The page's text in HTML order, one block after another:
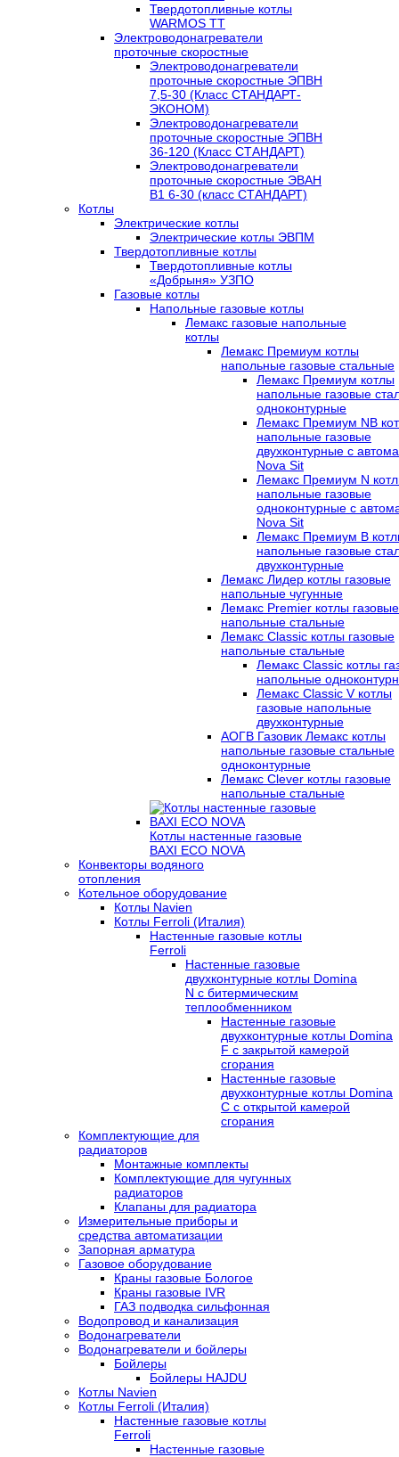
Твердотопливные котлы
WARMOS TT
Электроводонагреватели
проточные скоростные
Электроводонагреватели
проточные скоростные ЭПВН
7,5-30 (Класс СТАНДАРТ-
ЭКОНОМ)
Электроводонагреватели
проточные скоростные ЭПВН
36-120 (Класс СТАНДАРТ)
Электроводонагреватели
проточные скоростные ЭВАН
В1 6-30 (класс СТАНДАРТ)
Котлы
Электрические котлы
Электрические котлы ЭВПМ
Твердотопливные котлы
Твердотопливные котлы
«Добрыня» УЗПО
Газовые котлы
Напольные газовые котлы
Лемакс газовые напольные
котлы
Лемакс Премиум котлы
напольные газовые стальные
Лемакс Премиум котлы
напольные газовые
одноконтурные
Лемакс Премиум NB
напольные газовые
двухконтурные c
Nova Sit
Лемакс Премиум N
напольные газовые
одноконтурные c
Nova Sit
Лемакс Премиум B
напольные газовые
двухконтурные
Лемакс Лидер котлы газовые
напольные чугунные
Лемакс Premier котлы газовые
напольные стальные
Лемакс Classic котлы газовые
напольные стальные
Лемакс Classic котлы
напольные
Лемакс Classic V котлы
газовые напольные
двухконтурные
АОГВ Газовик Лемакс котлы
напольные газовые стальные
одноконтурные
Лемакс Clever котлы газовые
напольные стальные
Котлы настенные газовые
BAXI ECO NOVA
Конвекторы водяного
отопления
Котельное оборудование
Котлы Navien
Котлы Ferroli (Италия)
Настенные газовые котлы
Ferroli
Настенные газовые
двухконтурные котлы Domina
N с битермическим
теплообменником
Настенные газовые
двухконтурные котлы Domina
F с закрытой камерой
сгорания
Настенные газовые
двухконтурные котлы Domina
C с открытой камерой
сгорания
Комплектующие для
радиаторов
Монтажные комплекты
Комплектующие для чугунных
радиаторов
Клапаны для радиатора
Измерительные приборы и
средства автоматизации
Запорная арматура
Газовое оборудование
Краны газовые Бологое
Краны газовые IVR
ГАЗ подводка сильфонная
Водопровод и канализация
Водонагреватели
Водонагреватели и бойлеры
Бойлеры
Бойлеры HAJDU
Котлы Navien
Котлы Ferroli (Италия)
Настенные газовые котлы
Ferroli
Настенные газовые